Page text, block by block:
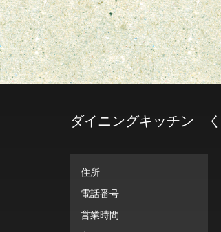
ダイニングキッチン
住所
電話番号
営業時間